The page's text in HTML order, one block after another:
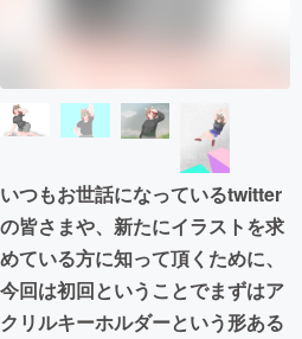
CAMPFIRE for Social Good
いつもお世話になっているtwitter
の皆さまや、新たにイラストを求
めている方に知って頂くために、
今回は初回ということでまずはア
クリルキーホルダーという形ある